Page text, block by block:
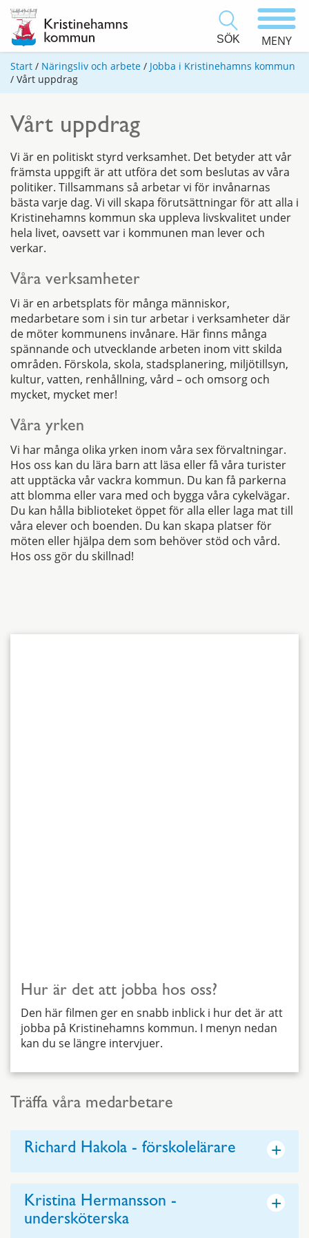
SÖK MENY
Start / Näringsliv och arbete / Jobba i Kristinehamns kommun
/ Vårt uppdrag
Vårt uppdrag
Vi är en politiskt styrd verksamhet. Det betyder att vår
främsta uppgift är att utföra det som beslutas av våra
politiker. Tillsammans så arbetar vi för invånarnas
bästa varje dag. Vi vill skapa förutsättningar för att alla i
Kristinehamns kommun ska uppleva livskvalitet under
hela livet, oavsett var i kommunen man lever och
verkar.
Våra verksamheter
Vi är en arbetsplats för många människor,
medarbetare som i sin tur arbetar i verksamheter där
de möter kommunens invånare. Här finns många
spännande och utvecklande arbeten inom vitt skilda
områden. Förskola, skola, stadsplanering, miljötillsyn,
kultur, vatten, renhållning, vård – och omsorg och
mycket, mycket mer!
Våra yrken
Vi har många olika yrken inom våra sex förvaltningar.
Hos oss kan du lära barn att läsa eller få våra turister
att upptäcka vår vackra kommun. Du kan få parkerna
att blomma eller vara med och bygga våra cykelvägar.
Du kan hålla biblioteket öppet för alla eller laga mat till
våra elever och boenden. Du kan skapa platser för
möten eller hjälpa dem som behöver stöd och vård.
Hos oss gör du skillnad!
Hur är det att jobba hos oss?
Den här filmen ger en snabb inblick i hur det är att
jobba på Kristinehamns kommun. I menyn nedan
kan du se längre intervjuer.
Träffa våra medarbetare
Richard Hakola - förskolelärare +
Kristina Hermansson -
undersköterska
+